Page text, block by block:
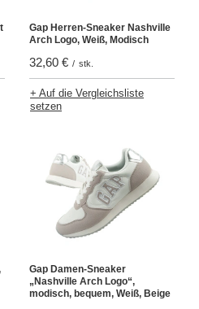
Gap Herren-Sneaker Nashville
Arch Logo, Weiß, Modisch
32,60 € / stk.
+ Auf die Vergleichsliste
setzen
Gap Damen-Sneaker
„Nashville Arch Logo“,
modisch, bequem, Weiß, Beige